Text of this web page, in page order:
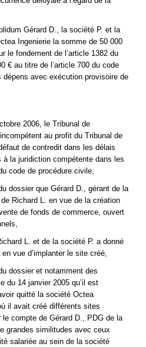
Gérard D., la société P. et la
Ingenierie la somme de 50 000
le fondement de l’article 1382 du
€ au titre de l’article 700 du code
avec exécution provisoire de
2006, le Tribunal de
au profit du Tribunal de
de contredit dans les délais
la juridiction compétente dans les
code de procédure civile,
dossier que Gérard D., gérant de la
Richard L. en vue de la création
de fonds de commerce, ouvert
L. et de la société P. a donné
vue d’implanter le site créé,
dossier et notamment des
du 14 janvier 2005 qu’il est
quitté la société Octea
il avait créé différents sites
compte de Gérard D., PDG de la
grandes similitudes avec ceux
salariée au sein de la société